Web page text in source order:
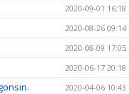
2020-09-01 16:18
2020-08-26 09:14
2020-08-09 17:05
2020-06-17 20:18
2020-04-06 10:43